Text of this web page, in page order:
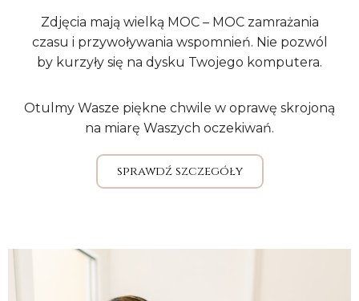
Zdjęcia mają wielką MOC – MOC zamrażania
czasu i przywoływania wspomnień. Nie pozwól
by kurzyły się na dysku Twojego komputera.
Otulmy Wasze piękne chwile w oprawę skrojoną
na miarę Waszych oczekiwań.
sprawdź szczegóły